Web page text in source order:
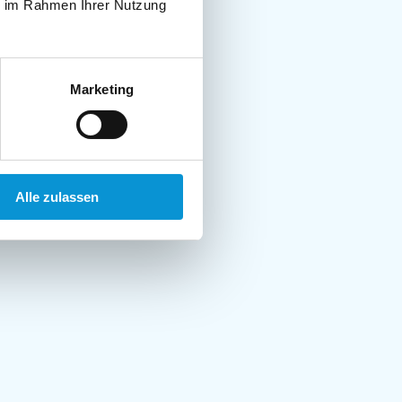
Rahmen Ihrer Nutzung
Marketing
Alle zulassen